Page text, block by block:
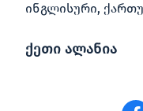
ინგლისური,
ქეთი ალანია